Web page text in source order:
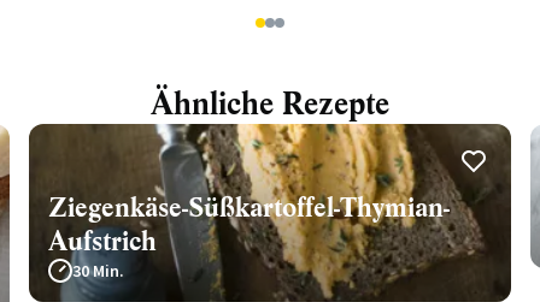
123
Ähnliche Rezepte
Ziegenkäse-Süßkartoffel-Thymian-
Aufstrich
30 Min.